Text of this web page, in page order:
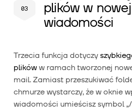
plików w nowej
wiadomości
Trzecia funkcja dotyczy
plików w ramach tworzonej
mail. Zamiast przeszukiwać
chmurze wystarczy, że w oknie
wiadomości umieścisz symbol „/